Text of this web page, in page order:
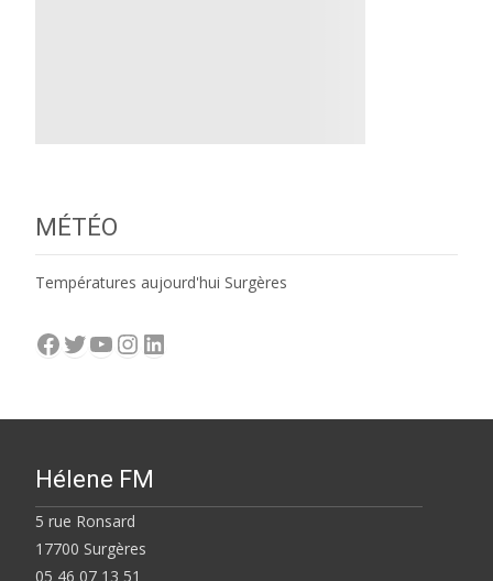
MÉTÉO
Températures aujourd'hui Surgères
Facebook
Twitter
YouTube
Instagram
LinkedIn
Hélene FM
5 rue Ronsard
17700 Surgères
05 46 07 13 51